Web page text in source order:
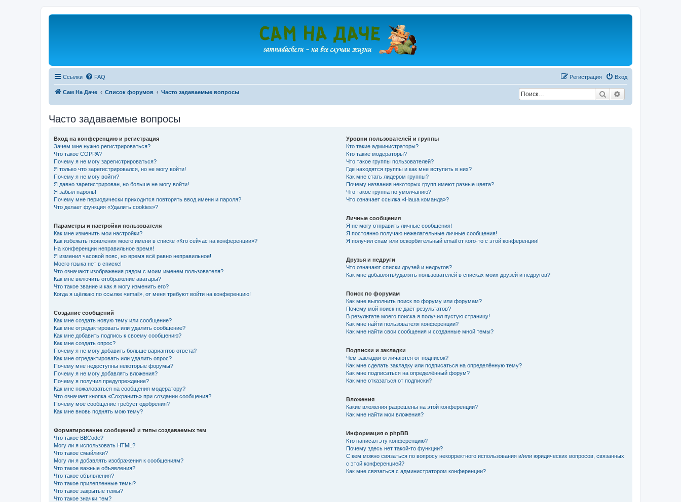
Ссылки FAQ Вход
Регистрация
Сам На Даче Список форумов Часто задаваемые вопросы Поиск
Часто задаваемые вопросы
Вход на конференцию и регистрация
Зачем мне нужно регистрироваться?
Что такое COPPA?
Почему я не могу зарегистрироваться?
Я только что зарегистрировался, но не могу войти!
Почему я не могу войти?
Я давно зарегистрирован, но больше не могу войти!
Я забыл пароль!
Почему мне периодически приходится повторять ввод имени и пароля?
Что делает функция «Удалить cookies»?
Параметры и настройки пользователя
Как мне изменить мои настройки?
Как избежать появления моего имени в списке «Кто сейчас на конференции»?
На конференции неправильное время!
Я изменил часовой пояс, но время всё равно неправильное!
Моего языка нет в списке!
Что означают изображения рядом с моим именем пользователя?
Как мне включить отображение аватары?
Что такое звание и как я могу изменить его?
Когда я щёлкаю по ссылке «email», от меня требуют войти на конференцию!
Создание сообщений
Как мне создать новую тему или сообщение?
Как мне отредактировать или удалить сообщение?
Как мне добавить подпись к своему сообщению?
Как мне создать опрос?
Почему я не могу добавить больше вариантов ответа?
Как мне отредактировать или удалить опрос?
Почему мне недоступны некоторые форумы?
Почему я не могу добавлять вложения?
Почему я получил предупреждение?
Как мне пожаловаться на сообщения модератору?
Что означает кнопка «Сохранить» при создании сообщения?
Почему моё сообщение требует одобрения?
Как мне вновь поднять мою тему?
Форматирование сообщений и типы создаваемых тем
Что такое BBCode?
Могу ли я использовать HTML?
Что такое смайлики?
Могу ли я добавлять изображения к сообщениям?
Что такое важные объявления?
Что такое объявления?
Что такое прилепленные темы?
Что такое закрытые темы?
Что такое значки тем?
Уровни пользователей и группы
Кто такие администраторы?
Кто такие модераторы?
Что такое группы пользователей?
Где находятся группы и как мне вступить в них?
Как мне стать лидером группы?
Почему названия некоторых групп имеют разные цвета?
Что такое группа по умолчанию?
Что означает ссылка «Наша команда»?
Личные сообщения
Я не могу отправить личные сообщения!
Я постоянно получаю нежелательные личные сообщения!
Я получил спам или оскорбительный email от кого-то с этой конференции!
Друзья и недруги
Что означают списки друзей и недругов?
Как мне добавлять/удалять пользователей в списках моих друзей и недругов?
Поиск по форумам
Как мне выполнить поиск по форуму или форумам?
Почему мой поиск не даёт результатов?
В результате моего поиска я получил пустую страницу!
Как мне найти пользователя конференции?
Как мне найти свои сообщения и созданные мной темы?
Подписки и закладки
Чем закладки отличаются от подписок?
Как мне сделать закладку или подписаться на определённую тему?
Как мне подписаться на определённый форум?
Как мне отказаться от подписки?
Вложения
Какие вложения разрешены на этой конференции?
Как мне найти мои вложения?
Информация о phpBB
Кто написал эту конференцию?
Почему здесь нет такой-то функции?
С кем можно связаться по вопросу некорректного использования и/или юридических вопросов, связанных
с этой конференцией?
Как мне связаться с администратором конференции?